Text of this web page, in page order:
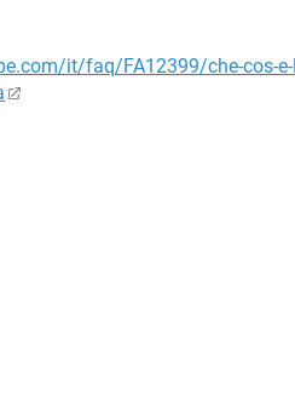
it/faq/FA12399/che-cos-e-